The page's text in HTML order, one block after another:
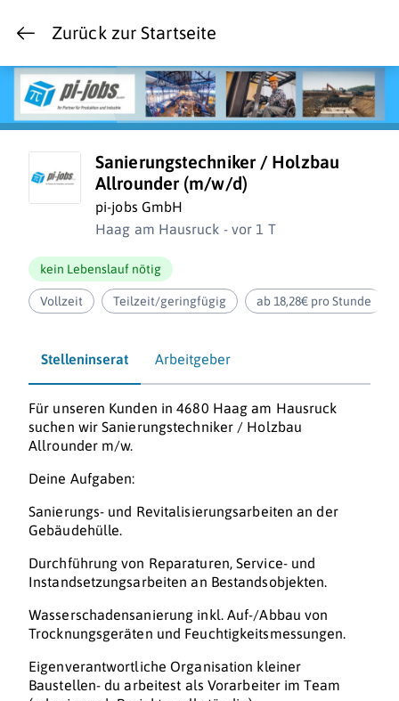
Zurück zur Startseite
Sanierungstechniker / Holzbau
Allrounder (m/w/d)
pi-jobs GmbH
Haag am Hausruck - vor 1 T
kein Lebenslauf nötig
Vollzeit Teilzeit/geringfügig ab 18,28€ pro Stunde
Stelleninserat Arbeitgeber
Für unseren Kunden in 4680 Haag am Hausruck
suchen wir Sanierungstechniker / Holzbau
Allrounder m/w.
Deine Aufgaben:
Sanierungs- und Revitalisierungsarbeiten an der
Gebäudehülle.
Durchführung von Reparaturen, Service- und
Instandsetzungsarbeiten an Bestandsobjekten.
Wasserschadensanierung inkl. Auf-/Abbau von
Trocknungsgeräten und Feuchtigkeitsmessungen.
Eigenverantwortliche Organisation kleiner
Baustellen- du arbeitest als Vorarbeiter im Team